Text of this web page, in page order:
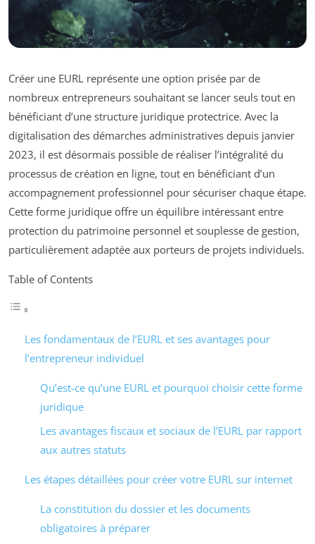
Créer une EURL représente une option prisée par de
nombreux entrepreneurs souhaitant se lancer seuls tout en
bénéficiant d’une structure juridique protectrice. Avec la
digitalisation des démarches administratives depuis janvier
2023, il est désormais possible de réaliser l’intégralité du
processus de création en ligne, tout en bénéficiant d’un
accompagnement professionnel pour sécuriser chaque étape.
Cette forme juridique offre un équilibre intéressant entre
protection du patrimoine personnel et souplesse de gestion,
particulièrement adaptée aux porteurs de projets individuels.
Table of Contents
Les fondamentaux de l’EURL et ses avantages pour
l’entrepreneur individuel
Qu’est-ce qu’une EURL et pourquoi choisir cette forme
juridique
Les avantages fiscaux et sociaux de l’EURL par rapport
aux autres statuts
Les étapes détaillées pour créer votre EURL sur internet
La constitution du dossier et les documents
obligatoires à préparer